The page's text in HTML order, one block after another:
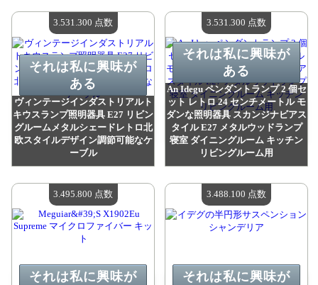
利用可能な数量：4
利用可能な数量：4
ヴィンテージインダストリアルト
キウスランプ照明器具 E27 リビン
グルームメタルシェードレトロ北
欧スタイルデザイン調節可能なケ
ーブル
利用可能な数量：4
それは私に興味が
ある
3.531.300 点数
An Idegu ペンダントランプ 2 個セ
ット レトロ 24 センチメートル モ
ダンな照明器具 スカンジナビアス
タイル E27 メタルウッドランプ
寝室 ダイニングルーム キッチン
リビングルーム用
利用可能な数量：4
それは私に興味が
ある
3.531.300 点数
それは私に興味が
3.495.800 点数
それは私に興味が
3.488.100 点数